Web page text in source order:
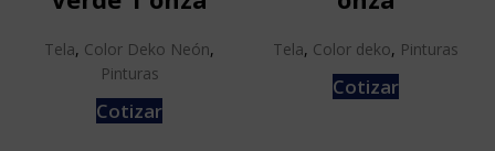
Tela, Color Deko Neón,
Pinturas
Cotizar
Tela, Color deko, Pinturas
Cotizar